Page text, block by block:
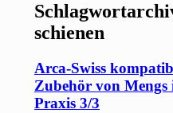
schienen
Arca-Swiss
Zubehör von Mengs
Praxis 3/3